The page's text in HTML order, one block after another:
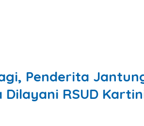
Penderita
Dilayani RSUD